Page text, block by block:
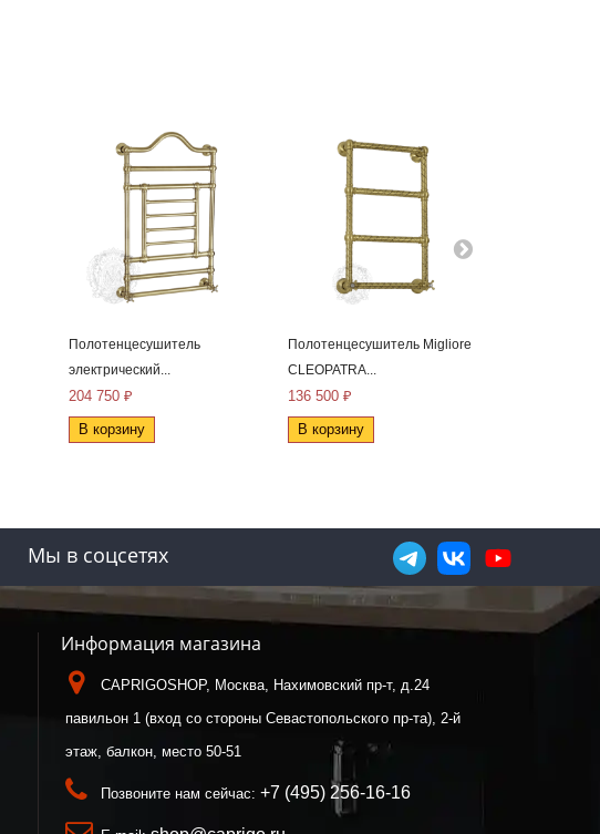
Полотенцесушитель
электрический...
204 750 ₽
В корзину
Полотенцесушитель Migliore
CLEOPATRA...
136 500 ₽
В корзину
Мы в соцсетях
Информация магазина
CAPRIGOSHOP, Москва, Нахимовский пр-т, д.24
павильон 1 (вход со стороны Севастопольского пр-та), 2-й
этаж, балкон, место 50-51
Позвоните нам сейчас: +7 (495) 256-16-16